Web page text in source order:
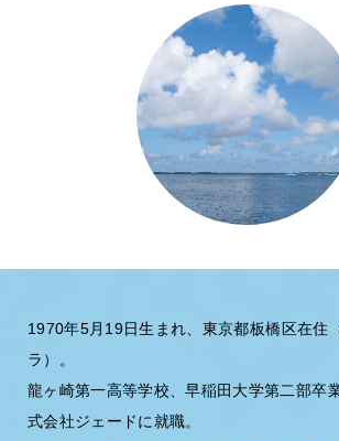
1970年5月19日生まれ、東京都板橋区在住
ラ）。
龍ヶ崎第一高等学校、早稲田大学第二部卒
式会社ジェードに就職。